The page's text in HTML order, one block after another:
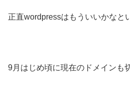
正直wordpressはもういいかなと
9月はじめ頃に現在のドメインも